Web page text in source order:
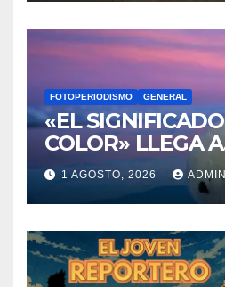
FOTOPERIODISMO GENERAL
«EL
COLOR» LLEGA A
VILLAJOYOSA
1 AGOSTO, 2026 ADMIN